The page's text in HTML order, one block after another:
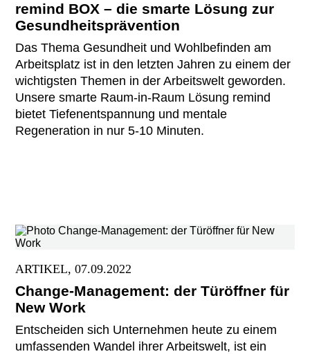
remind BOX – die smarte Lösung zur
Gesundheitsprävention
Das Thema Gesundheit und Wohlbefinden am
Arbeitsplatz ist in den letzten Jahren zu einem der
wichtigsten Themen in der Arbeitswelt geworden.
Unsere smarte Raum-in-Raum Lösung remind
bietet Tiefenentspannung und mentale
Regeneration in nur 5-10 Minuten.
ARTIKEL, 07.09.2022
Change-Management: der Türöffner für
New Work
Entscheiden sich Unternehmen heute zu einem
umfassenden Wandel ihrer Arbeitswelt, ist ein